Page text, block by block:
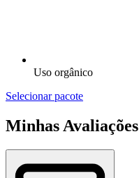
Uso orgânico
Selecionar pacote
Minhas Avaliações